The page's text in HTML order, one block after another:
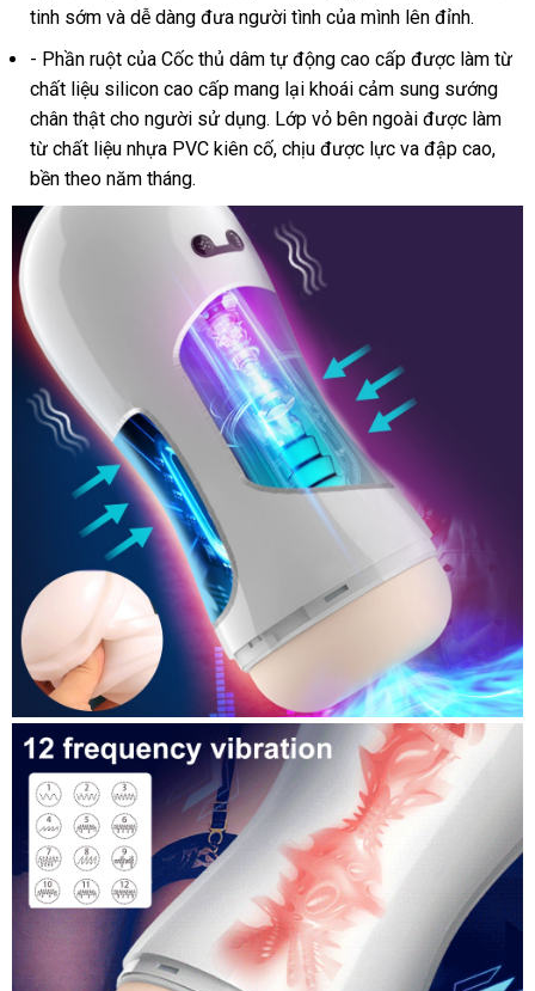
cấp kiệm
kiện
nhất
tinh sớm ở
đâu
và dễ dàng đưa người tình giá
của mình lên đỉnh.
- Phần ruột bảo
hành
của Cốc thủ dâm tự động cao cấp rẻ
nhất
được làm từ
chất liệu silicon cao cấp mang lại khoái cảm sung sướng
chân thật cho người sử dụngthương
hiệu
. Lớp vỏ bên ngoài thế
giới
được làm
từ chất liệu nhựa PVC kiên cốHàn
, chịu hướng
được lực va đập caotại
,
bền theo năm tháng.